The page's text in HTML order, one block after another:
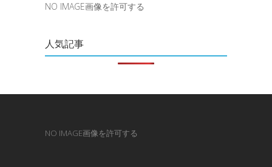
NO IMAGE画像を許可する
人気記事
NO IMAGE画像を許可する